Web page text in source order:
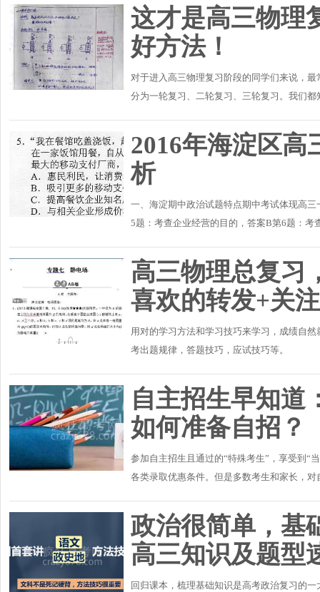
这才是高三物理
好方法！
对于进入高三物理复习阶段的同学们来说，
分为一轮复习、二轮复习、三轮复习。我们
2016年海淀区高
析
一、海淀期中政治试题特点期中考试体现高
5题：考查企业经营的目的，答案B第6题：
高三物理总复习
喜欢的转发+关
用对的学习方法和学习技巧来学习，成绩自
考出题规律，答题技巧，应试技巧等。
自主招生早知道
如何准备自招？
参加自主招生且通过的“特殊考生”，享受到“
各类录取优惠条件。但是多数考生和家长，
政治很简单，基
高三知识及题型
回归课本，梳理基础知识是高考政治复习的